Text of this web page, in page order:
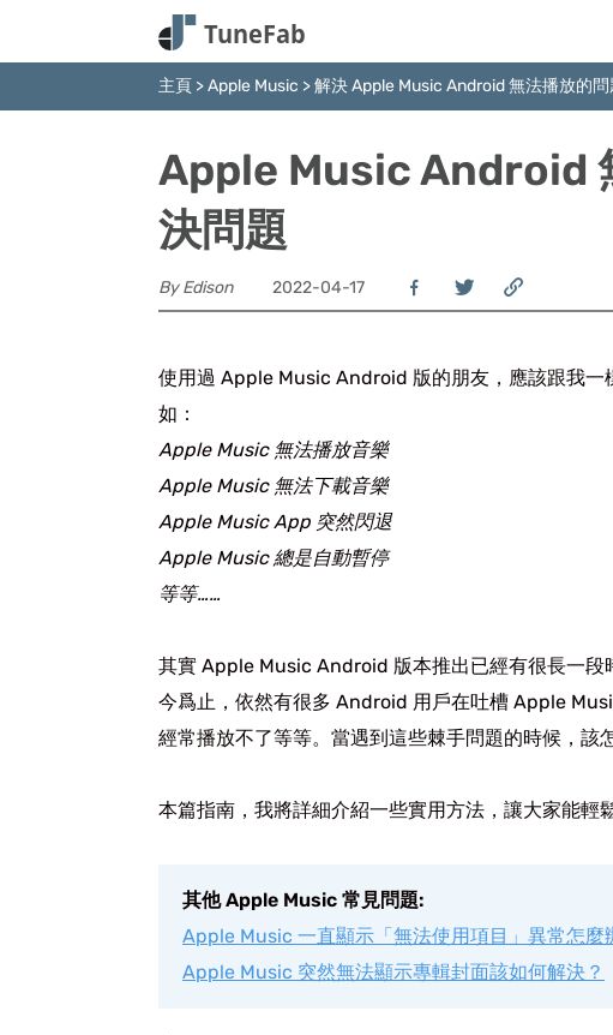
主頁 >Apple Music >解決 Apple Music Android 無法播放的問
Apple Music Android
決問題
By Edison 2022-04-17
使用過 Apple Music Android 版的朋友，應該跟我一
如：
Apple Music 無法播放音樂
Apple Music 無法下載音樂
Apple Music App 突然閃退
Apple Music 總是自動暫停
等等……
其實 Apple Music Android 版本推出已經有很長一段
今爲止，依然有很多 Android 用戶在吐槽 Apple
經常播放不了等等。當遇到這些棘手問題的時候，該
本篇指南，我將詳細介紹一些實用方法，讓大家能輕
其他 Apple Music 常見問題:
Apple Music 一直顯示「無法使用項目」異常怎麼
Apple Music 突然無法顯示專輯封面該如何解決？